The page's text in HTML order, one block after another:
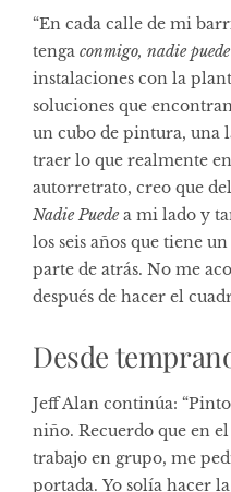
“En cada calle de mi
tenga conmigo, nadie puede
instalaciones con la
soluciones que
un cubo de pintura, una
traer lo que realmente
autorretrato, creo que
Nadie Puedea mi lado y
los seis años que tiene un
parte de atrás. No me
después de hacer el
Desde
Jeff Alan continúa:
niño. Recuerdo que en
trabajo en grupo, me
portada. Yo solía hacer